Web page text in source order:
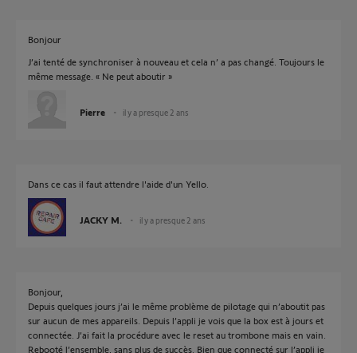
Bonjour
J’ai tenté de synchroniser à nouveau et cela n’ a pas changé. Toujours le
même message. « Ne peut aboutir »
Pierre il y a presque 2 ans
Dans ce cas il faut attendre l'aide d'un Yello.
JACKY M. il y a presque 2 ans
Bonjour,
Depuis quelques jours j’ai le même problème de pilotage qui n’aboutit pas
sur aucun de mes appareils. Depuis l’appli je vois que la box est à jours et
connectée. J’ai fait la procédure avec le reset au trombone mais en vain.
Rebooté l’ensemble, sans plus de succès. Bien que connecté sur l’appli je